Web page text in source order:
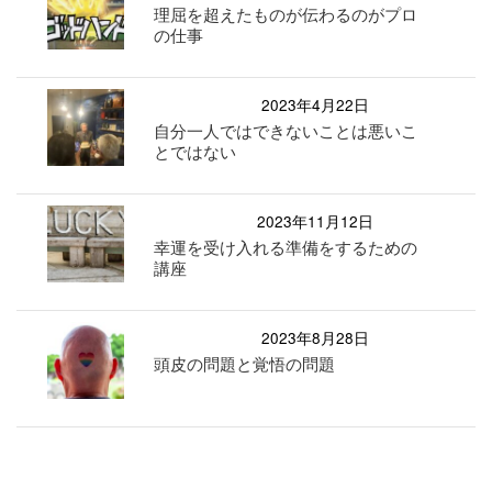
理屈を超えたものが伝わるのがプロ
の仕事
2023年4月22日
自分一人ではできないことは悪いこ
とではない
2023年11月12日
幸運を受け入れる準備をするための
講座
2023年8月28日
頭皮の問題と覚悟の問題